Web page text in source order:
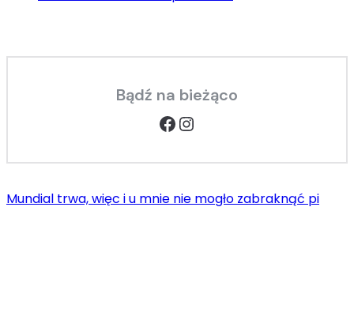
Bądź na bieżąco
Facebook
Instagram
Mundial trwa, więc i u mnie nie mogło zabraknąć pi